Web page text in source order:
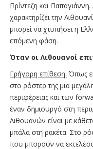
Πρίντεζη και
χαρακτηρίζει την
μπορεί να χτυπήσει η
επόμενη φάση.
Όταν οι Λιθουανοί
Γρήγορη επίθεση: Όπως
στο ρόστερ της μια
περιφέρειας και των
έναν δημιουργό στη
Λιθουανών είναι με
μπάλα στη ρακέτα. Στο
που μπορούν να